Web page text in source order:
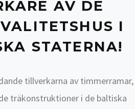
AV DE
I
STATERNA!
tillverkarna av timmerramar,
träkonstruktioner i de baltiska